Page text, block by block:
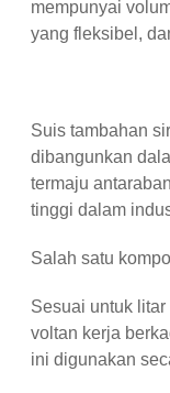
mempunyai
yang fleksibel,
Suis tambahan
dibangunkan
termaju
tinggi dalam
Salah satu
Sesuai untuk
voltan kerja
ini digunakan